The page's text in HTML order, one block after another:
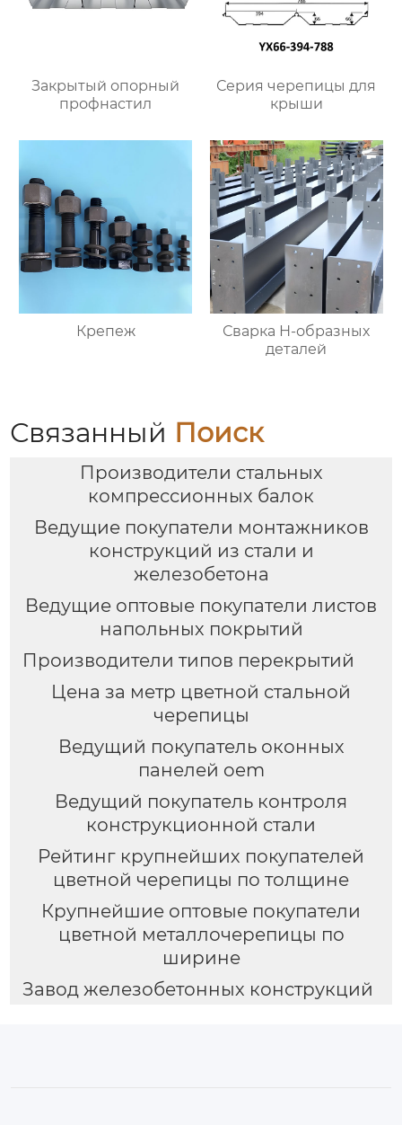
Закрытый опорный
профнастил
Серия черепицы для
крыши
Крепеж
Сварка Н-образных
деталей
Связанный Поиск
Производители стальных
компрессионных балок
Ведущие покупатели монтажников
конструкций из стали и
железобетона
Ведущие оптовые покупатели листов
напольных покрытий
Производители типов перекрытий
Цена за метр цветной стальной
черепицы
Ведущий покупатель оконных
панелей oem
Ведущий покупатель контроля
конструкционной стали
Рейтинг крупнейших покупателей
цветной черепицы по толщине
Крупнейшие оптовые покупатели
цветной металлочерепицы по
ширине
Завод железобетонных конструкций